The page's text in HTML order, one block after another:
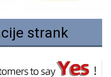
strank